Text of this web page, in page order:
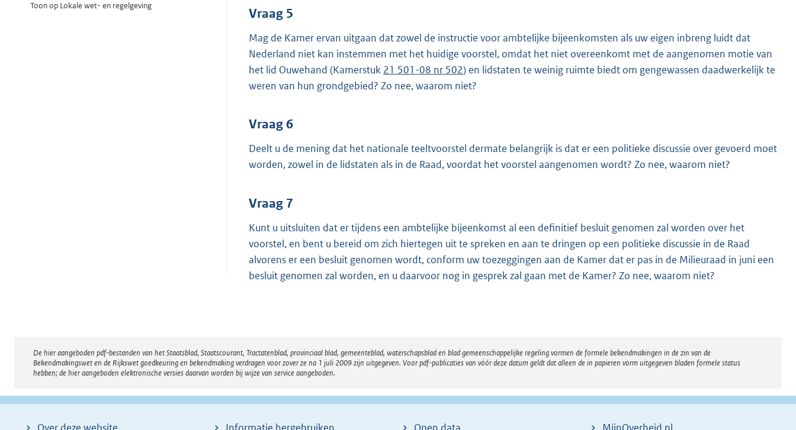
Toon op Lokale wet- en regelgeving
Vraag 5
Mag de Kamer ervan uitgaan dat zowel de instructie voor ambtelijke bijeenkomsten als uw eigen inbreng luidt dat
Nederland niet kan instemmen met het huidige voorstel, omdat het niet overeenkomt met de aangenomen motie van
het lid Ouwehand (Kamerstuk 21 501-08 nr 502) en lidstaten te weinig ruimte biedt om gengewassen daadwerkelijk te
weren van hun grondgebied? Zo nee, waarom niet?
Vraag 6
Deelt u de mening dat het nationale teeltvoorstel dermate belangrijk is dat er een politieke discussie over gevoerd moet
worden, zowel in de lidstaten als in de Raad, voordat het voorstel aangenomen wordt? Zo nee, waarom niet?
Vraag 7
Kunt u uitsluiten dat er tijdens een ambtelijke bijeenkomst al een definitief besluit genomen zal worden over het
voorstel, en bent u bereid om zich hiertegen uit te spreken en aan te dringen op een politieke discussie in de Raad
alvorens er een besluit genomen wordt, conform uw toezeggingen aan de Kamer dat er pas in de Milieuraad in juni een
besluit genomen zal worden, en u daarvoor nog in gesprek zal gaan met de Kamer? Zo nee, waarom niet?
Disclaimer
De hier aangeboden pdf-bestanden van het Staatsblad, Staatscourant, Tractatenblad, provinciaal blad, gemeenteblad, waterschapsblad en blad gemeenschappelijke regeling vormen de formele bekendmakingen in de zin van de
Bekendmakingswet en de Rijkswet goedkeuring en bekendmaking verdragen voor zover ze na 1 juli 2009 zijn uitgegeven. Voor pdf-publicaties van vóór deze datum geldt dat alleen de in papieren vorm uitgegeven bladen formele status
hebben; de hier aangeboden elektronische versies daarvan worden bij wijze van service aangeboden.
Over deze website Informatie hergebruiken Open data MijnOverheid.nl